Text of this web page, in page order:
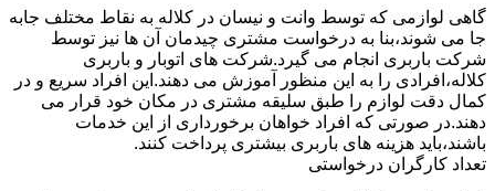
گاهی لوازمی که توسط وانت و نیسان در کلاله به نقاط مختلف جابه
جا می شوند،بنا به درخواست مشتری چیدمان آن ها نیز توسط
شرکت باربری انجام می گیرد.شرکت های اتوبار و باربری
کلاله،افرادی را به این منظور آموزش می دهند.این افراد سریع و در
کمال دقت لوازم را طبق سلیقه مشتری در مکان خود قرار می
دهند.در صورتی که افراد خواهان برخورداری از این خدمات
باشند،باید هزینه های باربری بیشتری پرداخت کنند.
تعداد کارگران درخواستی